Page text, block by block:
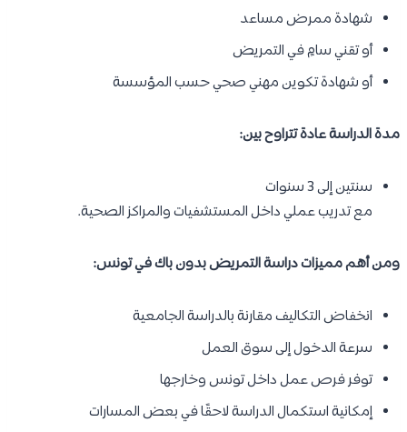
شهادة ممرض مساعد
أو تقني سامٍ في التمريض
أو شهادة تكوين مهني صحي حسب المؤسسة
مدة الدراسة عادة تتراوح بين:
سنتين إلى 3 سنوات
مع تدريب عملي داخل المستشفيات والمراكز الصحية.
ومن أهم مميزات دراسة التمريض بدون باك في تونس:
انخفاض التكاليف مقارنة بالدراسة الجامعية
سرعة الدخول إلى سوق العمل
توفر فرص عمل داخل تونس وخارجها
إمكانية استكمال الدراسة لاحقًا في بعض المسارات